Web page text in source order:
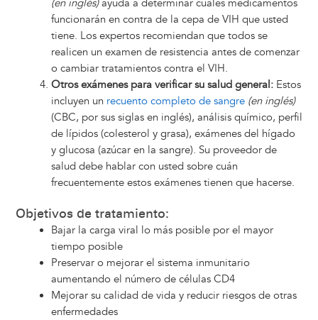
(en inglés)ayuda a determinar cuáles medicamentos
funcionarán en contra de la cepa de VIH que usted
tiene. Los expertos recomiendan que todos se
realicen un examen de resistencia antes de comenzar
o cambiar tratamientos contra el VIH.
Otros exámenes para verificar su salud general:Estos
incluyen un recuento completo de sangre (en inglés)
(CBC, por sus siglas en inglés), análisis químico, perfil
de lípidos (colesterol y grasa), exámenes del hígado
y glucosa (azúcar en la sangre). Su proveedor de
salud debe hablar con usted sobre cuán
frecuentemente estos exámenes tienen que hacerse.
Objetivos de tratamiento:
Bajar la carga viral lo más posible por el mayor
tiempo posible
Preservar o mejorar el sistema inmunitario
aumentando el número de células CD4
Mejorar su calidad de vida y reducir riesgos de otras
enfermedades